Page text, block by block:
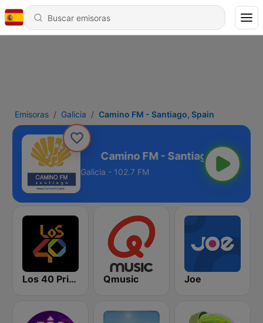
Emisoras Galicia Camino FM - Santiago, Spain
Spain
Galicia - 102.7 FM
Los 40 Principales Qmusic Joe